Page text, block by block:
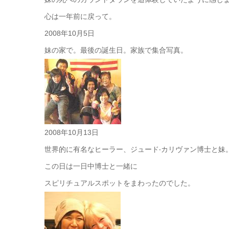
心は一年前に戻って。
2008年10月5日
妹の家で。最後の誕生日。家族で集合写真。
2008年10月13日
世界的に有名なヒーラー、ジュード‧カリヴァン博士と妹
この日は一日中博士と一緒に
スピリチュアルスポットをまわったのでした。